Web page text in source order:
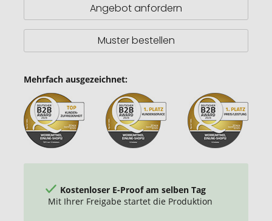
Angebot anfordern
Muster bestellen
Mehrfach ausgezeichnet:
Kostenloser E-Proof am selben Tag
Mit Ihrer Freigabe startet die Produktion